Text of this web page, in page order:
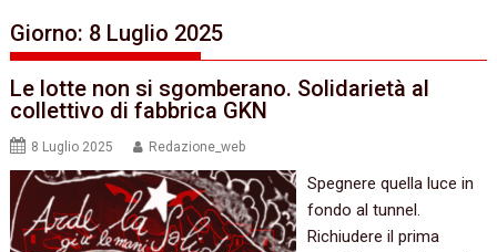
Giorno: 8 Luglio 2025
Le lotte non si sgomberano. Solidarietà al
collettivo di fabbrica GKN
8 Luglio 2025 Redazione_web
Spegnere quella luce in
fondo al tunnel.
Richiudere il prima